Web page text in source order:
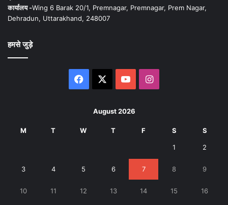
कार्यालय -Wing 6 Barak 20/1, Premnagar, Premnagar, Prem Nagar,
Dehradun, Uttarakhand, 248007
हमसे जुड़े
Facebook YouTubeInstagram
August 2026
M T W T F S S
1 2
3 4 5 6 7 8 9
10 11 12 13 14 15 16